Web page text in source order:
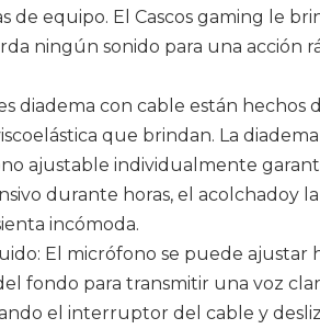
de equipo. El Cascos gaming le
ningún sonido para una acción
diadema con cable están hechos
que brindan. La
ajustable individualmente
durante horas, el acolchadoy
incómoda.
El micrófono se puede ajustar
fondo para transmitir una voz
el interruptor del cable y